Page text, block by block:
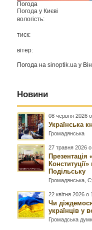
Погода
Погода у Києві
вологість:
тиск:
вітер:
Погода наsinoptik.ua у
Новини
08 червня 2026
Українська
Громадянська
27 травня 2026
Презентація
Подільську
Громадянська ,
22 квітня 2026 о
Чи
українців у
Громадська